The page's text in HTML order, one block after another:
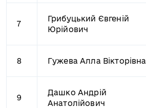
7
Грибуцький Євгеній
Юрійович
8 Гужева Алла Вікторівна
9
Дашко Андрій
Анатолійович